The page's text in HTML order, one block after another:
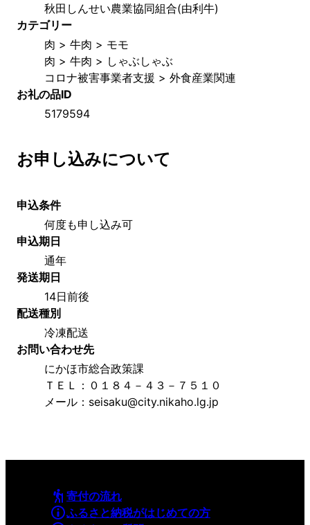
秋田しんせい農業協同組合(由利牛)
カテゴリー
肉 > 牛肉 > モモ
肉 > 牛肉 > しゃぶしゃぶ
コロナ被害事業者支援 > 外食産業関連
お礼の品ID
5179594
お申し込みについて
申込条件
何度も申し込み可
申込期日
通年
発送期日
14日前後
配送種別
冷凍配送
お問い合わせ先
にかほ市総合政策課
ＴＥＬ：０１８４－４３－７５１０
メール：seisaku@city.nikaho.lg.jp
寄付の流れ
ふるさと納税がはじめての方